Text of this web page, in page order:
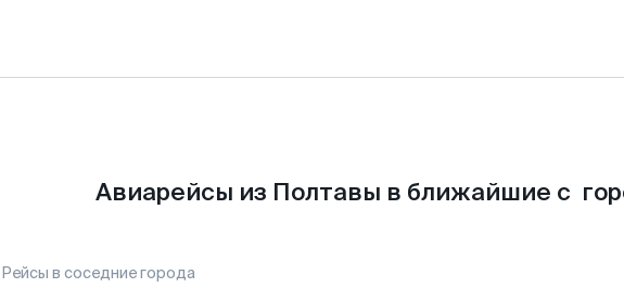
Авиарейсы из Полтавы в ближайшие с
Рейсы в соседние города